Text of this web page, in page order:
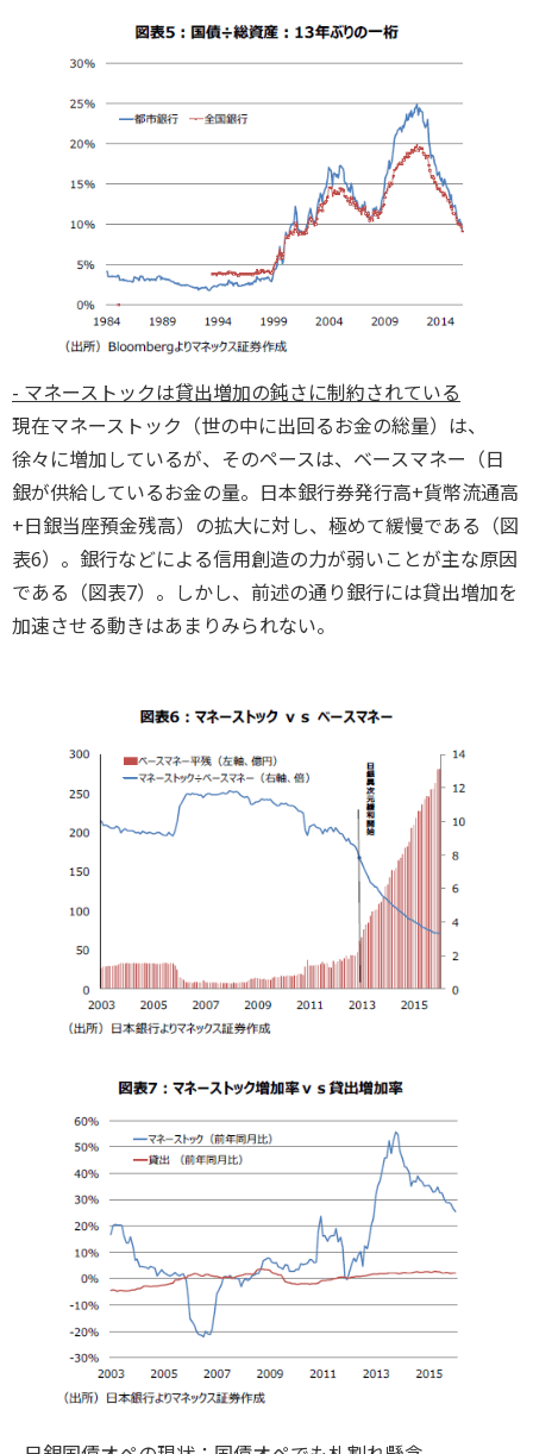
- マネーストックは貸出増加の鈍さに制約されている
現在マネーストック（世の中に出回るお金の総量）は、
徐々に増加しているが、そのペースは、ベースマネー（日
銀が供給しているお金の量。日本銀行券発行高+貨幣流通高
+日銀当座預金残高）の拡大に対し、極めて緩慢である（図
表6）。銀行などによる信用創造の力が弱いことが主な原因
である（図表7）。しかし、前述の通り銀行には貸出増加を
加速させる動きはあまりみられない。